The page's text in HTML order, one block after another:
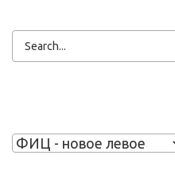
ФОРМА